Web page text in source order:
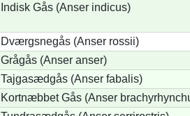
Indisk Gås (Anser indicus)
Dværgsnegås (Anser rossii)
Grågås (Anser anser)
Tajgasædgås (Anser fabalis)
Kortnæbbet Gås (Anser